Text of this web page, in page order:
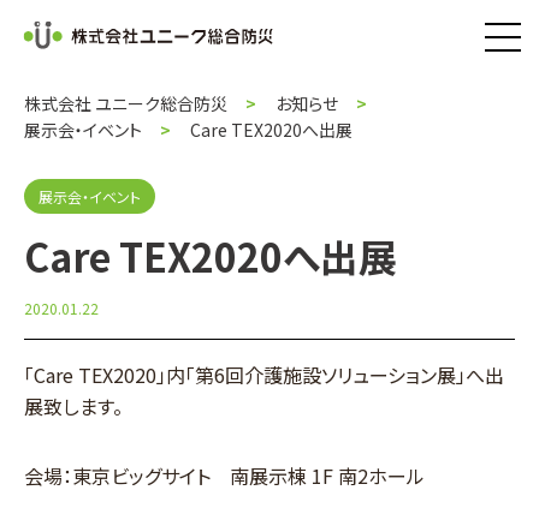
株式会社 ユニーク総合防災
お知らせ
展示会・イベント
Care TEX2020へ出展
展示会・イベント
Care TEX2020へ出展
2020.01.22
「Care TEX2020」内「第6回介護施設ソリューション展」へ出
展致します。
会場：東京ビッグサイト 南展示棟 1F 南2ホール